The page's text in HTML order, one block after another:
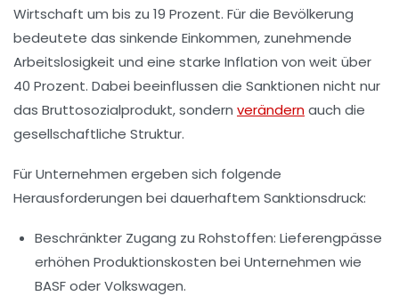
Wirtschaft um bis zu 19 Prozent. Für die Bevölkerung
bedeutete das sinkende Einkommen, zunehmende
Arbeitslosigkeit und eine starke Inflation von weit über
40 Prozent. Dabei beeinflussen die Sanktionen nicht nur
das Bruttosozialprodukt, sondern verändernauch die
gesellschaftliche Struktur.
Für Unternehmen ergeben sich folgende
Herausforderungen bei dauerhaftem Sanktionsdruck:
Beschränkter Zugang zu Rohstoffen: Lieferengpässe
erhöhen Produktionskosten bei Unternehmen wie
BASF oder Volkswagen.